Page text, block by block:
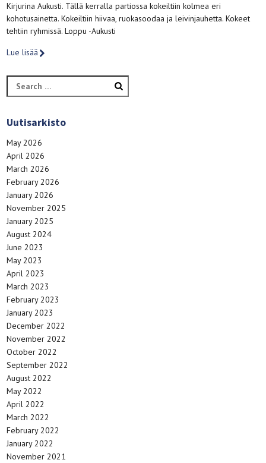
Kirjurina Aukusti. Tällä kerralla partiossa kokeiltiin kolmea eri
kohotusainetta. Kokeiltiin hiivaa, ruokasoodaa ja leivinjauhetta. Kokeet
tehtiin ryhmissä. Loppu -Aukusti
Lue lisää
Search
for:
Uutisarkisto
May 2026
April 2026
March 2026
February 2026
January 2026
November 2025
January 2025
August 2024
June 2023
May 2023
April 2023
March 2023
February 2023
January 2023
December 2022
November 2022
October 2022
September 2022
August 2022
May 2022
April 2022
March 2022
February 2022
January 2022
November 2021